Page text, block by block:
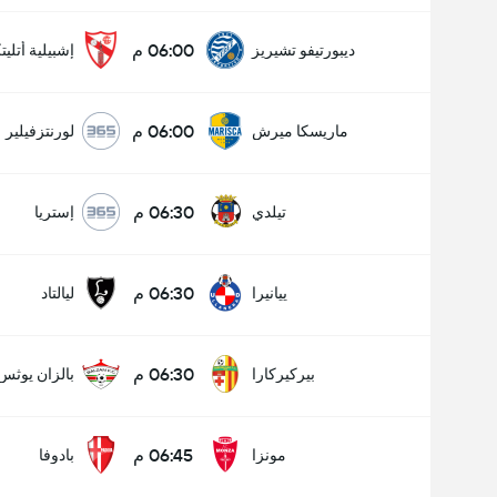
ديبورتيفو تشيريز 06:00 م إشبيلية
ماريسكا ميرش 06:00 م لورنتزفيلير
تيلدي 06:30 م إستريا
ييانيرا 06:30 م ليالتاد
بيركيركارا 06:30 م بالزان
مونزا 06:45 م بادوفا